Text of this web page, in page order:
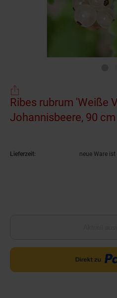
Ribes rubrum 'Weiße
Johannisbeere, 90
Lieferzeit: neue Ware